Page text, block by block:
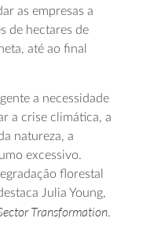
as empresas a
de hectares de
até ao final
a necessidade
a crise climática, a
natureza, a
excessivo.
florestal
Julia Young,
Transformation.